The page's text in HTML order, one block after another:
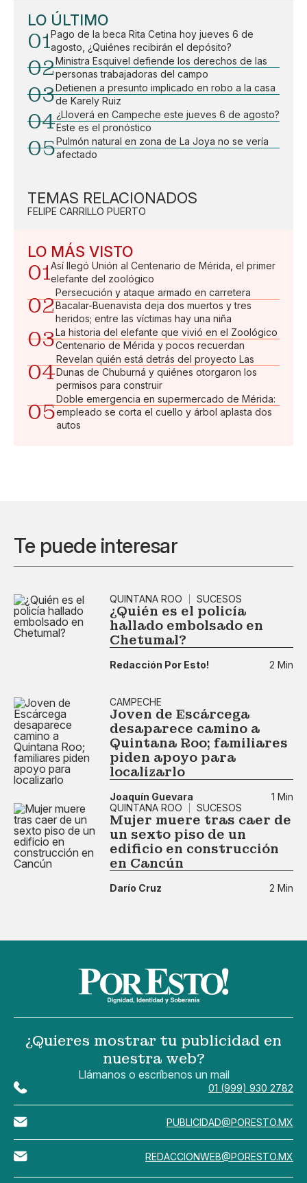
LO ÚLTIMO
01Pago de la beca Rita Cetina hoy jueves 6 de
agosto, ¿Quiénes recibirán el depósito?
02Ministra Esquivel defiende los derechos de las
personas trabajadoras del campo
03Detienen a presunto implicado en robo a la casa
de Karely Ruiz
04¿Lloverá en Campeche este jueves 6 de agosto?
Este es el pronóstico
05Pulmón natural en zona de La Joya no se vería
afectado
TEMAS RELACIONADOS
FELIPE CARRILLO PUERTO
LO MÁS VISTO
01Así llegó Unión al Centenario de Mérida, el primer
elefante del zoológico
02
Persecución y ataque armado en carretera
Bacalar-Buenavista deja dos muertos y tres
heridos; entre las víctimas hay una niña
03La historia del elefante que vivió en el Zoológico
Centenario de Mérida y pocos recuerdan
04
Revelan quién está detrás del proyecto Las
Dunas de Chuburná y quiénes otorgaron los
permisos para construir
05
Doble emergencia en supermercado de Mérida:
empleado se corta el cuello y árbol aplasta dos
autos
Te puede interesar
QUINTANA ROO SUCESOS
¿Quién es el policía
hallado embolsado en
Chetumal?
Redacción Por Esto! 2 Min
CAMPECHE
Joven de Escárcega
desaparece camino a
Quintana Roo; familiares
piden apoyo para
localizarlo
Joaquín Guevara
1 Min
QUINTANA ROO
SUCESOS
Mujer muere tras caer de
un sexto piso de un
edificio en construcción
en Cancún
Darío Cruz 2 Min
¿Quieres mostrar tu publicidad en
nuestra web?
Llámanos o escríbenos un mail
01 (999) 930 2782
PUBLICIDAD@PORESTO.MX
REDACCIONWEB@PORESTO.MX